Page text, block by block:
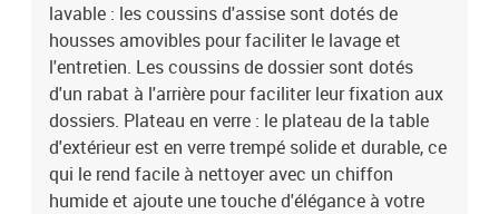
lavable : les coussins d'assise sont dotés de
housses amovibles pour faciliter le lavage et
l'entretien. Les coussins de dossier sont dotés
d'un rabat à l'arrière pour faciliter leur fixation aux
dossiers. Plateau en verre : le plateau de la table
d'extérieur est en verre trempé solide et durable, ce
qui le rend facile à nettoyer avec un chiffon
humide et ajoute une touche d'élégance à votre